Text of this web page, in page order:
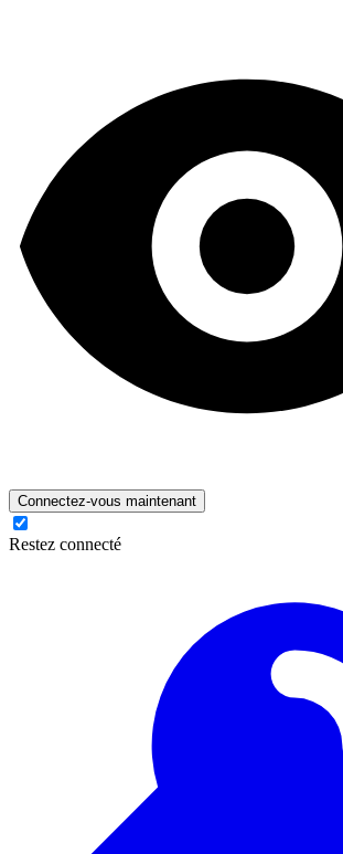
Connectez-vous maintenant
Restez connecté